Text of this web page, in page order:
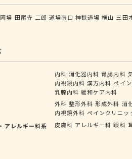
岡場 田尾寺 二郎 道場南口 神鉄道場 横山 三田
内科 消化器内科 胃腸内科
内視鏡内科 漢方内科 ペイ
乳腺内科 緩和ケア内科
外科 整形外科 形成外科 消
内視鏡外科 ペインクリニッ
アレルギー科系
皮膚科 アレルギー科 眼科